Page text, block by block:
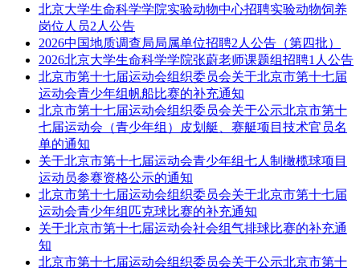
北京大学生命科学学院实验动物中心招聘实验动物饲养
岗位人员2人公告
2026中国地质调查局局属单位招聘2人公告（第四批）
2026北京大学生命科学学院张蔚老师课题组招聘1人公告
北京市第十七届运动会组织委员会关于北京市第十七届
运动会青少年组帆船比赛的补充通知
北京市第十七届运动会组织委员会关于公示北京市第十
七届运动会（青少年组）皮划艇、赛艇项目技术官员名
单的通知
关于北京市第十七届运动会青少年组七人制橄榄球项目
运动员参赛资格公示的通知
北京市第十七届运动会组织委员会关于北京市第十七届
运动会青少年组匹克球比赛的补充通知
关于北京市第十七届运动会社会组气排球比赛的补充通
知
北京市第十七届运动会组织委员会关于公示北京市第十